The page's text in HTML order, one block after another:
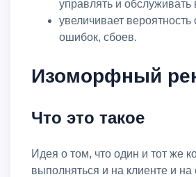
управлять и обслуживать
увеличивает вероятность
ошибок, сбоев.
Изоморфный
Что это такое
Идея о том, что один и тот же код может
выполняться и на клиенте и на